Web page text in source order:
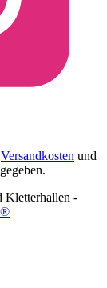
Versandkosten und
Kletterhallen -